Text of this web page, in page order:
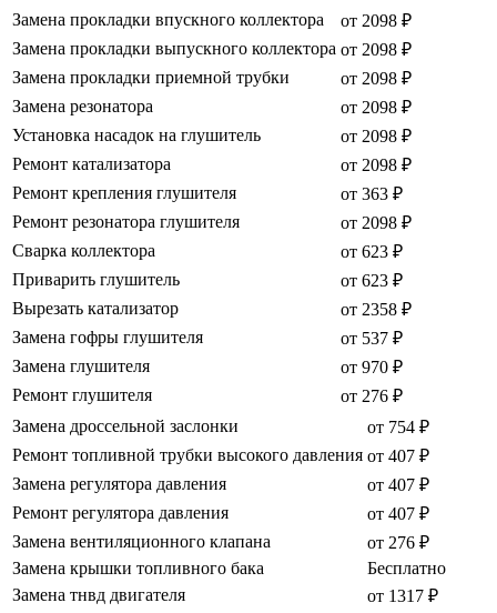
Замена прокладки впускного коллектора
от 2098 ₽
Замена прокладки выпускного коллектора от 2098 ₽
Замена прокладки приемной трубки
от 2098 ₽
Замена резонатора
от 2098 ₽
Установка насадок на глушитель
от 2098 ₽
Ремонт катализатора
от 2098 ₽
Ремонт крепления глушителя
от 363 ₽
Ремонт резонатора глушителя
от 2098 ₽
Сварка коллектора
от 623 ₽
Приварить глушитель
от 623 ₽
Вырезать катализатор
от 2358 ₽
Замена гофры глушителя
от 537 ₽
Замена глушителя
от 970 ₽
Ремонт глушителя
от 276 ₽
Замена дроссельной заслонки
от 754 ₽
Ремонт топливной трубки высокого давления от 407 ₽
Замена регулятора давления
от 407 ₽
Ремонт регулятора давления
от 407 ₽
Замена вентиляционного клапана
от 276 ₽
Замена крышки топливного бака
Бесплатно
Замена тнвд двигателя
от 1317 ₽